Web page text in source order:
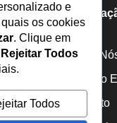
Sobre
Estatuto
Inquérito
e
os cookies
. Clique em
Rejeitar Todos
Todos